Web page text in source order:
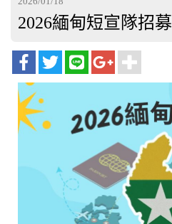
2026緬甸短宣隊招募